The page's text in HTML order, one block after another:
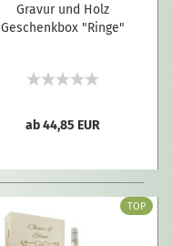
Gravur und Holz
Geschenkbox "Ringe"
ab 44,85 EUR
TOP